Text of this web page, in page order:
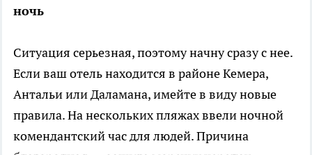
ночь
Ситуация серьезная, поэтому начну сразу с нее.
Если ваш отель находится в районе Кемера,
Антальи или Даламана, имейте в виду новые
правила. На нескольких пляжах ввели ночной
комендантский час для людей. Причина